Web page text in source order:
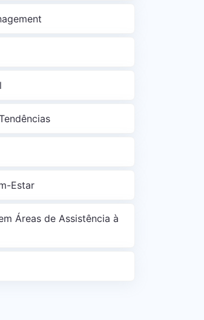
Estar
Áreas de Assistência à